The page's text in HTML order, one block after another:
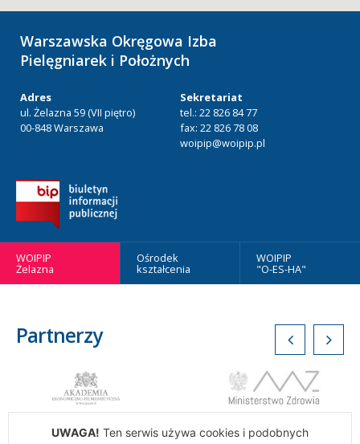
Warszawska Okręgowa Izba
Pielęgniarek i Położnych
Adres
ul. Żelazna 59 (VII piętro)
00-848 Warszawa
Sekretariat
tel.: 22 826 84 77
fax: 22 826 78 08
woipip@woipip.pl
WOIPIP
Żelazna
Ośrodek
kształcenia
WOIPIP
"O-ES-HA"
Partnerzy
UWAGA! Ten serwis używa cookies i podobnych